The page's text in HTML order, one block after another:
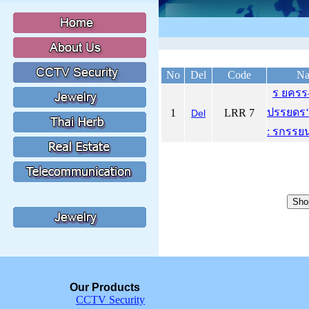
No Del Code
1 Del LRR 7
ร ยคร
ปรรยด
: รกรรย
Our Products
CCTV Security